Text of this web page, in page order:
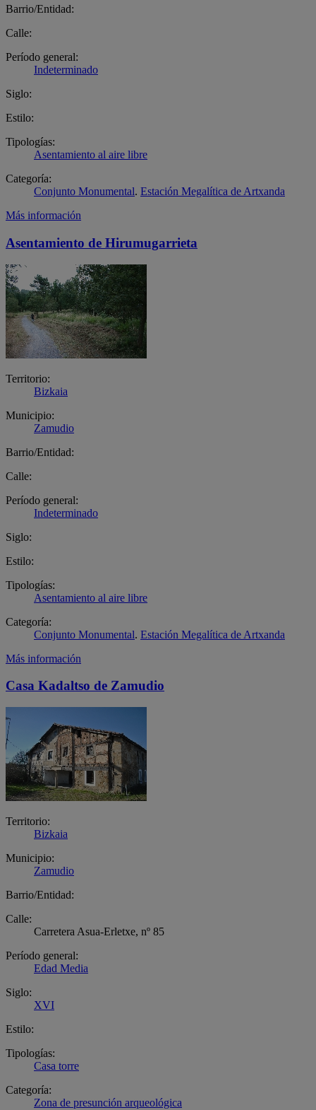
Barrio/Entidad:
Calle:
Período general:
Indeterminado
Siglo:
Estilo:
Tipologías:
Asentamiento al aire libre
Categoría:
Conjunto Monumental. Estación Megalítica de Artxanda
Más información
Asentamiento de Hirumugarrieta
Territorio:
Bizkaia
Municipio:
Zamudio
Barrio/Entidad:
Calle:
Período general:
Indeterminado
Siglo:
Estilo:
Tipologías:
Asentamiento al aire libre
Categoría:
Conjunto Monumental. Estación Megalítica de Artxanda
Más información
Casa Kadaltso de Zamudio
Territorio:
Bizkaia
Municipio:
Zamudio
Barrio/Entidad:
Calle:
Carretera Asua-Erletxe, nº 85
Período general:
Edad Media
Siglo:
XVI
Estilo:
Tipologías:
Casa torre
Categoría:
Zona de presunción arqueológica